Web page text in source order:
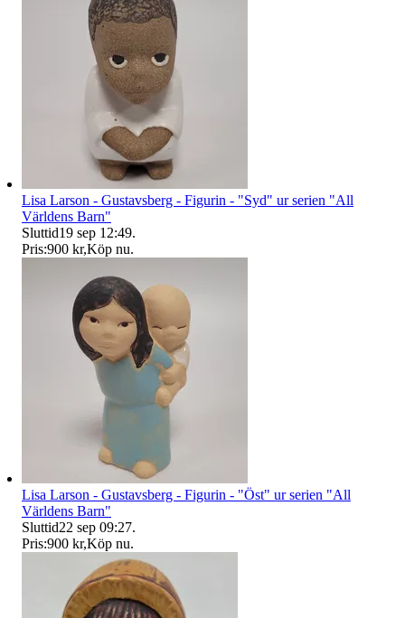
Lisa Larson - Gustavsberg - Figurin - "Syd" ur serien "All
Världens Barn"
Sluttid19 sep 12:49.
Pris:900 kr,Köp nu.
Lisa Larson - Gustavsberg - Figurin - "Öst" ur serien "All
Världens Barn"
Sluttid22 sep 09:27.
Pris:900 kr,Köp nu.